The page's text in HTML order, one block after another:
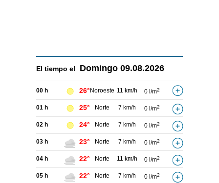
El tiempo el Domingo 09.08.2026
00 h 26° Noroeste 11 km/h 0 l/m2
01 h 25° Norte 7 km/h 0 l/m2
02 h 24° Norte 7 km/h 0 l/m2
03 h 23° Norte 7 km/h 0 l/m2
04 h 22° Norte 11 km/h 0 l/m2
05 h 22° Norte 7 km/h 0 l/m2